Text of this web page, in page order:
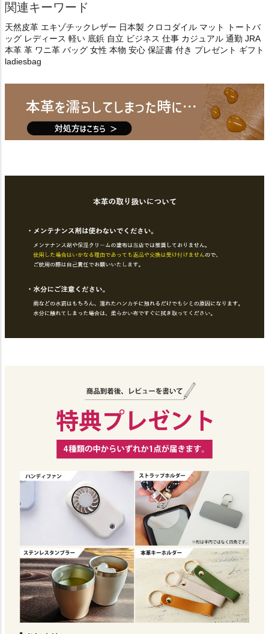
関連キーワード
天然皮革 エキゾチックレザー 日本製 クロコダイル マット トートバ
ッグ レディース 軽い 底鋲 自立 ビジネス 仕事 カジュアル 通勤 JRA
本革 革 ワニ革 バッグ 女性 本物 安心 保証書 付き プレゼント ギフト
ladiesbag